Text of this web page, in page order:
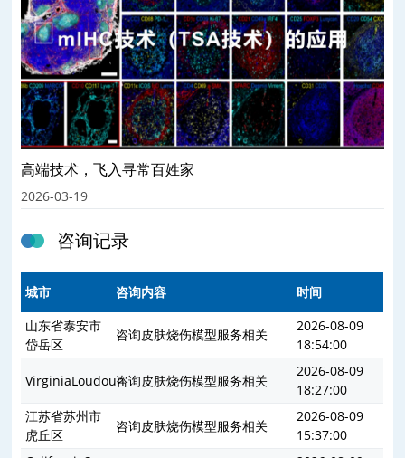
高端技术，飞入寻常百姓家
2026-03-19
咨询记录
城市 咨询内容
时间
山东省泰安市
岱岳区
咨询皮肤烧伤模型服务相关
2026-08-09
18:54:00
VirginiaLoudoun咨询皮肤烧伤模型服务相关
2026-08-09
18:27:00
江苏省苏州市
虎丘区
咨询皮肤烧伤模型服务相关
2026-08-09
15:37:00